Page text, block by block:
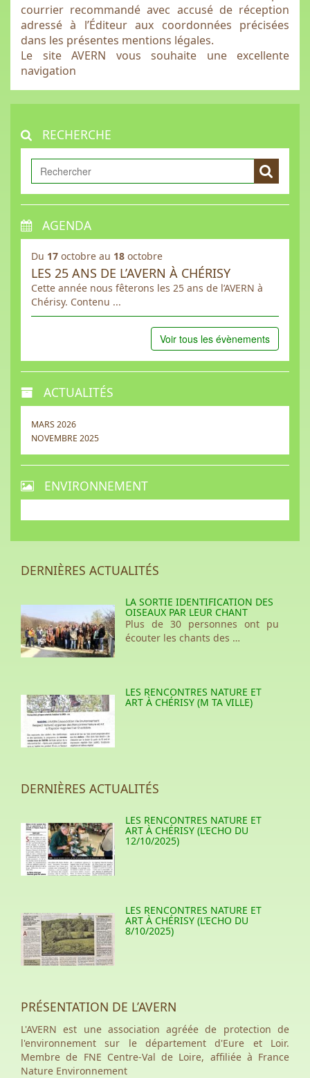
courrier recommandé avec accusé de réception
adressé à l’Éditeur aux coordonnées précisées
dans les présentes mentions légales.
Le site AVERN vous souhaite une excellente
navigation
RECHERCHE
AGENDA
Du 17 octobre au 18 octobre
LES 25 ANS DE L’AVERN À CHÉRISY
Cette année nous fêterons les 25 ans de l’AVERN à
Chérisy. Contenu ...
Voir tous les évènements
ACTUALITÉS
MARS 2026
NOVEMBRE 2025
ENVIRONNEMENT
DERNIÈRES ACTUALITÉS
LA SORTIE IDENTIFICATION DES
OISEAUX PAR LEUR CHANT
Plus de 30 personnes ont pu
écouter les chants des …
LES RENCONTRES NATURE ET
ART À CHÉRISY (M TA VILLE)
DERNIÈRES ACTUALITÉS
LES RENCONTRES NATURE ET
ART À CHÉRISY (L’ECHO DU
12/10/2025)
LES RENCONTRES NATURE ET
ART À CHÉRISY (L’ECHO DU
8/10/2025)
PRÉSENTATION DE L’AVERN
L'AVERN est une association agréée de protection de
l'environnement sur le département d'Eure et Loir.
Membre de FNE Centre-Val de Loire, affiliée à France
Nature Environnement